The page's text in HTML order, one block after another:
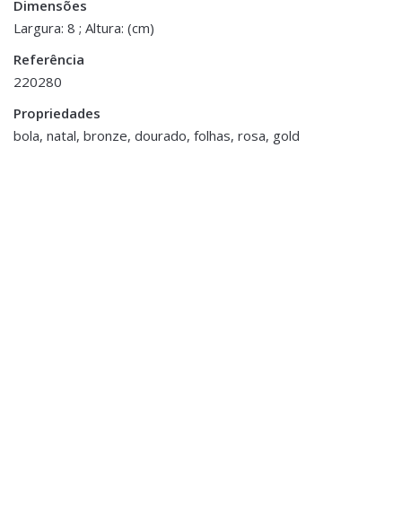
Dimensões
Largura: 8 ; Altura: (cm)
Referência
220280
Propriedades
bola, natal, bronze, dourado, folhas, rosa, gold
You must be <a href="https://www.homeart.pt/minha-
conta/">logged in</a> to post a review.